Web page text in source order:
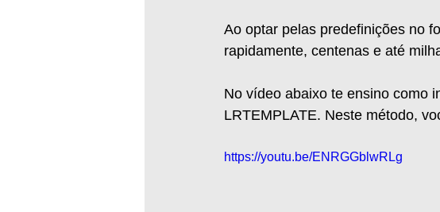
Ao optar pelas predefinições no
rapidamente, centenas e até
No vídeo abaixo te ensino como
LRTEMPLATE. Neste método,
https://youtu.be/ENRGGblwRLg